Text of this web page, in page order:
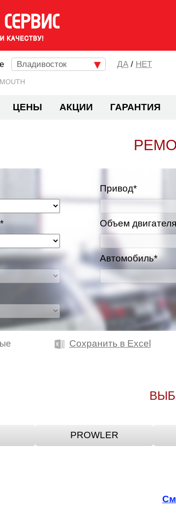
Владивосток / НЕТ
ЦЕНЫ АКЦИИ ГАРАНТИЯ
Привод*
Объем
Автомобиль*
Сохранить в Excel
PROWLER